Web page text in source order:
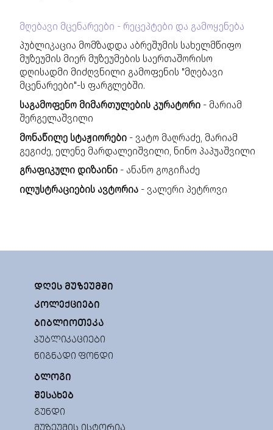
მღებავი მცენარეები - რეცეპტები და გამოყენება
პუბლიკაცია მომზადდა აბრეშუმის სახელმწიფო
მუზეუმის მიერ მუზეუმების საერთაშორისო
დღისადმი მიძღვნილი გამოფენის "მღებავი
მცენარეები"-ს ფარგლებში.
საგამოფენო მიმართულების კურატორი - მარიამ
შერგელაშვილი
მონაწილე სტაჟიორები - ვატო მაღრაძე, მარიამ
გეგიძე, ელენე მარდალეიშვილი, ნინო პაპუაშვილი
გრაფიკული დიზაინი - ანანო გოგიჩაძე
ილუსტრაციების ავტორია - ვალერი პეტროვი
ᲓᲦᲔᲡ ᲛᲣᲖᲔᲣᲛᲨᲘ
ᲙᲝᲚᲔᲥᲪᲘᲔᲑᲘ
ᲑᲘᲑᲚᲘᲝᲗᲔᲙᲐ
ᲞᲣᲑᲚᲘᲙᲐᲪᲘᲔᲑᲘ
ᲬᲘᲒᲜᲐᲓᲘ ᲤᲝᲜᲓᲘ
ᲑᲚᲝᲒᲘ
ᲨᲔᲡᲐᲮᲔᲑ
ᲒᲣᲜᲓᲘ
ᲛᲣᲖᲔᲣᲛᲘᲡ ᲘᲡᲢᲝᲠᲘᲐ